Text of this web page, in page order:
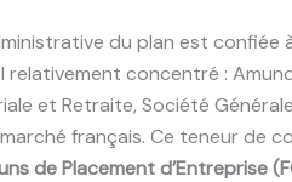
du plan est confiée
relativement concentré :
et Retraite, Société
marché français. Ce teneur de
de Placement d’Entreprise